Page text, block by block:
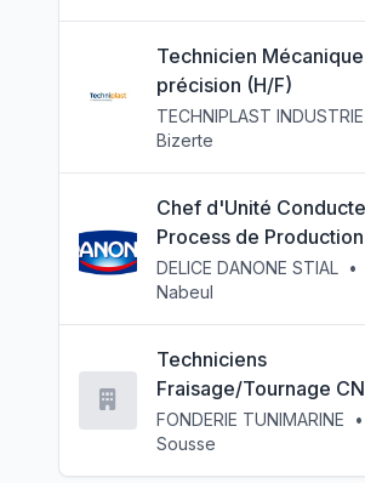
Technicien
précision (H/F)
TECHNIPLAST INDUSTRIE
Bizerte
Chef d'Unité
Process de Production
DELICE DANONE STIAL •
Nabeul
Techniciens
Fraisage/Tournage
FONDERIE TUNIMARINE
•
Sousse